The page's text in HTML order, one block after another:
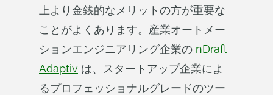
上より金銭的なメリットの方が重要な
ことがよくあります。産業オートメー
ションエンジニアリング企業の nDraft
Adaptiv は、スタートアップ企業によ
るプロフェッショナルグレードのツー